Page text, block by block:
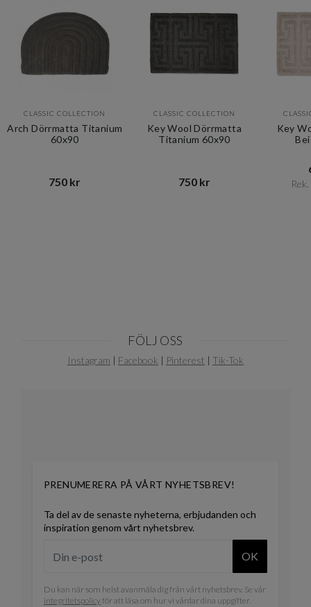
CLASSIC COLLECTION
Arch Dörrmatta Titanium
60x90
750 kr​​
CLASSIC COLLECTION
Key Wool Dörrmatta
Titanium 60x90
750 kr​​
Key
FÖLJ OSS
Instagram | Facebook | Pinterest | Tik-Tok
PRENUMERERA PÅ VÅRT NYHETSBREV!
Ta del av de senaste nyheterna, erbjudanden och
inspiration genom vårt nyhetsbrev.
OK
Du kan när som helst avanmäla dig från vårt nyhetsbrev. Se vår
integritetspolicyför att läsa om hur vi vårdar dina uppgifter.